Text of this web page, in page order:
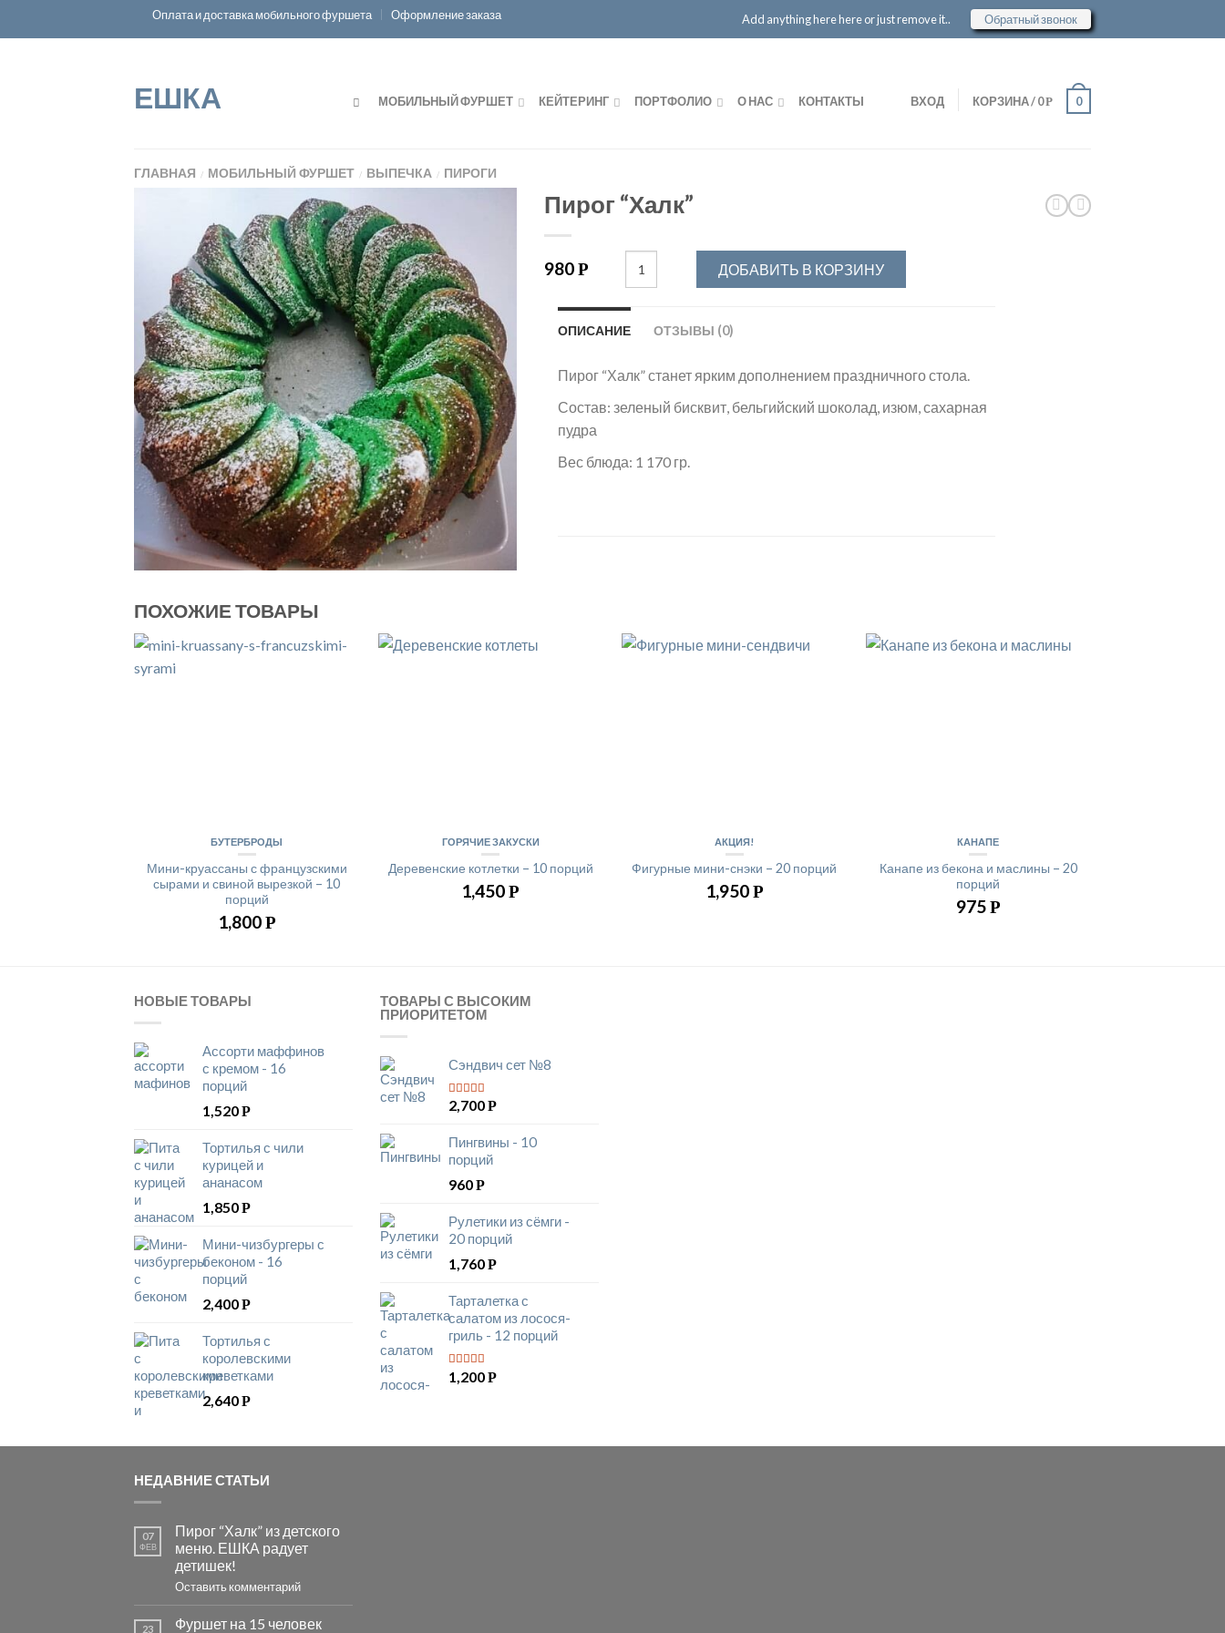
Add anything here here or just remove it.. Обратный звонок
Оплата и доставка мобильного фуршета Оформление заказа
ЕШКА МОБИЛЬНЫЙ ФУРШЕТ КЕЙТЕРИНГ ПОРТФОЛИО О НАС КОНТАКТЫ ВХОД КОРЗИНА/0Р 0
ГЛАВНАЯ / МОБИЛЬНЫЙ ФУРШЕТ / ВЫПЕЧКА / ПИРОГИ
Пирог “Халк”
980Р ДОБАВИТЬ В КОРЗИНУ
ОПИСАНИЕ ОТЗЫВЫ (0)
Пирог “Халк” станет ярким дополнением праздничного стола.
Состав: зеленый бисквит, бельгийский шоколад, изюм, сахарная
пудра
Вес блюда: 1 170 гр.
ПОХОЖИЕ ТОВАРЫ
БУТЕРБРОДЫ
Мини-круассаны с французскими
сырами и свиной вырезкой – 10
порций
1,800Р
ГОРЯЧИЕ ЗАКУСКИ
Деревенские котлетки – 10 порций
1,450Р
АКЦИЯ!
Фигурные мини-снэки – 20 порций
1,950Р
КАНАПЕ
Канапе из бекона и маслины – 20
порций
975Р
НОВЫЕ ТОВАРЫ
Ассорти маффинов
с кремом - 16
порций
1,520Р
Тортилья с чили
курицей и
ананасом
1,850Р
Мини-чизбургеры с
беконом - 16
порций
2,400Р
Тортилья с
королевскими
креветками
2,640Р
ТОВАРЫ С ВЫСОКИМ
ПРИОРИТЕТОМ
Сэндвич сет №8
5из 5
2,700Р
Пингвины - 10
порций
960Р
Рулетики из сёмги -
20 порций
1,760Р
Тарталетка с
салатом из лосося-
гриль - 12 порций
5 из 5
1,200Р
НЕДАВНИЕ СТАТЬИ
07
ФЕВ
Пирог “Халк” из детского
меню. ЕШКА радует
детишек!
Оставить комментарий
23 Фуршет на 15 человек